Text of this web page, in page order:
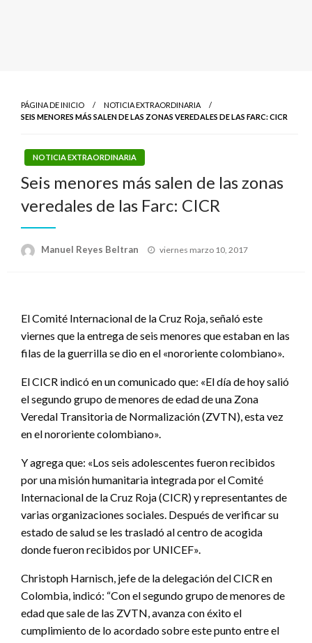
PÁGINA DE INICIO
NOTICIA EXTRAORDINARIA
SEIS MENORES MÁS SALEN DE LAS ZONAS VEREDALES DE LAS FARC: CICR
NOTICIA EXTRAORDINARIA
Seis menores más salen de las zonas
veredales de las Farc: CICR
Manuel Reyes Beltran
Publicado
viernes marzo 10, 2017
El Comité Internacional de la Cruz Roja, señaló este
viernes que la entrega de seis menores que estaban en las
filas de la guerrilla se dio en el «nororiente colombiano».
El CICR indicó en un comunicado que: «El día de hoy salió
el segundo grupo de menores de edad de una Zona
Veredal Transitoria de Normalización (ZVTN), esta vez
en el nororiente colombiano».
Y agrega que: «Los seis adolescentes fueron recibidos
por una misión humanitaria integrada por el Comité
Internacional de la Cruz Roja (CICR) y representantes de
varias organizaciones sociales. Después de verificar su
estado de salud se les trasladó al centro de acogida
donde fueron recibidos por UNICEF».
Christoph Harnisch, jefe de la delegación del CICR en
Colombia, indicó: “Con el segundo grupo de menores de
edad que sale de las ZVTN, avanza con éxito el
cumplimiento de lo acordado sobre este punto entre el